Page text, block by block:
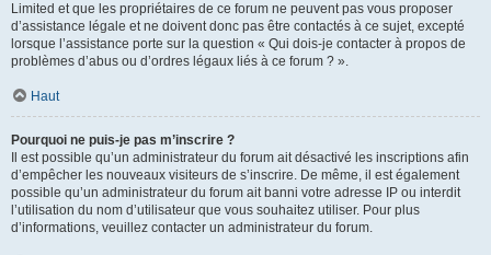
Limited et que les propriétaires de ce forum ne peuvent pas vous proposer
d’assistance légale et ne doivent donc pas être contactés à ce sujet, excepté
lorsque l’assistance porte sur la question « Qui dois-je contacter à propos de
problèmes d’abus ou d’ordres légaux liés à ce forum ? ».
Haut
Pourquoi ne puis-je pas m’inscrire ?
Il est possible qu’un administrateur du forum ait désactivé les inscriptions afin
d’empêcher les nouveaux visiteurs de s’inscrire. De même, il est également
possible qu’un administrateur du forum ait banni votre adresse IP ou interdit
l’utilisation du nom d’utilisateur que vous souhaitez utiliser. Pour plus
d’informations, veuillez contacter un administrateur du forum.